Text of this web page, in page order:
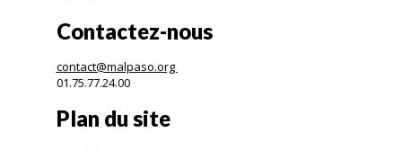
Contactez-nous
contact@malpaso.org
01.75.77.24.00
Plan du site